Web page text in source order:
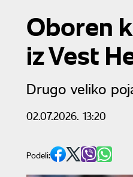
Oboren
iz Vest
Drugo veliko
02.07.2026. 13:20
Podeli: